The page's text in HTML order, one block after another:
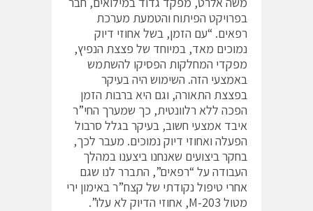
בפרויקט הפיתוח והטמעת מערכת
רפאים. “עם הזמן, בשל אחוזי דיוק
נמוכים מאד, במיוחד של פצצת הנפיץ,
מפקדי המחלקות הפסיקו להשתמש
באמצעי הזה. השימוש היה בעיקר
בפצצת התאורה, וגם היא ברבות הזמן
הפכה ללא רלוונטית, כך שמערך החי”ר
איבד אמצעי חשוב, בעיקר בגלל סרבול
הפעלה ואחוזי דיוק נמוכים. מעבר לכך,
בחקר ביצועים שאנחנו ביצענו במהלך
העבודה על “רפאים”, התברר לנו שגם
אחרי טיפול נקודתי של קצח”ר באימון ירי
מטול M-203, אחוזי הדיוק לא עלו”.